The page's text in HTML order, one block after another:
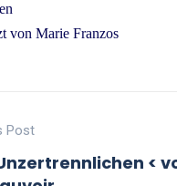
von Marie Franzos
Post
<